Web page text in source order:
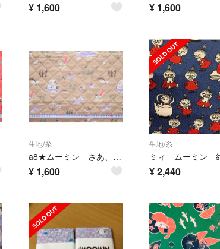
¥ 1,600 ¥ 1,600
生地/糸
a8★ムーミン さあ、漕ぎだそう キルティング生地★
¥ 1,600
生地/糸
¥2,440